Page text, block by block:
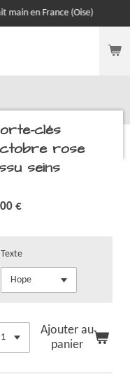
main en France (Oise)
clés
rose
seins
€
Texte
Ajouter au
panier